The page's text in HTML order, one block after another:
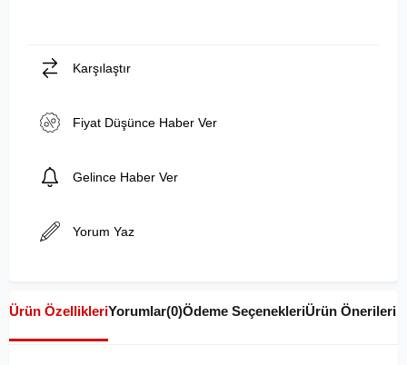
Karşılaştır
Fiyat Düşünce Haber Ver
Gelince Haber Ver
Yorum Yaz
Ürün ÖzellikleriYorumlar(0)Ödeme SeçenekleriÜrün Önerileri